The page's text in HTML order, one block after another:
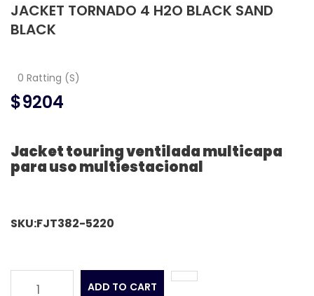
JACKET TORNADO 4 H2O BLACK SAND
BLACK
0 Ratting (S)
$9204
Jacket touring ventilada multicapa
para uso multiestacional
SKU:FJT382-5220
1 ADD TO CART